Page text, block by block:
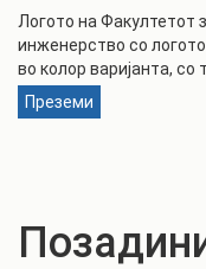
Логото на Факултетот
инженерство со
во колор варијанта, со
Преземи